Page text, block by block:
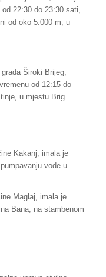
22:30 do 23:30 sati,
od oko 5.000 m, u
Široki Brijeg,
od 12:15 do
u mjestu Brig.
Kakanj, imala je
vode u
Maglaj, imala je
Bana, na stambenom